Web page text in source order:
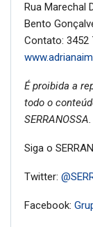
Rua Marechal
Bento
Contato: 3452
É proibida a
todo o
SERRANOSSA.
Siga o
Twitter:
Facebook: